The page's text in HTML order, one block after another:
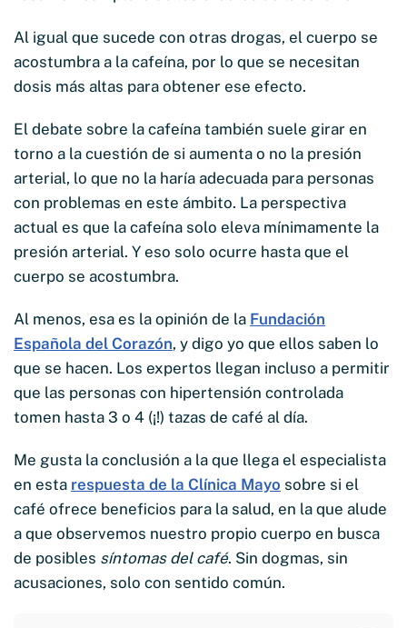
Al igual que sucede con otras drogas, el cuerpo se
acostumbra a la cafeína, por lo que se necesitan
dosis más altas para obtener ese efecto.
El debate sobre la cafeína también suele girar en
torno a la cuestión de si aumenta o no la presión
arterial, lo que no la haría adecuada para personas
con problemas en este ámbito. La perspectiva
actual es que la cafeína solo eleva mínimamente la
presión arterial. Y eso solo ocurre hasta que el
cuerpo se acostumbra.
Al menos, esa es la opinión de la Fundación
Española del Corazón, y digo yo que ellos saben lo
que se hacen. Los expertos llegan incluso a permitir
que las personas con hipertensión controlada
tomen hasta 3 o 4 (¡!) tazas de café al día.
Me gusta la conclusión a la que llega el especialista
en esta respuesta de la Clínica Mayo sobre si el
café ofrece beneficios para la salud, en la que alude
a que observemos nuestro propio cuerpo en busca
de posibles síntomas del café. Sin dogmas, sin
acusaciones, solo con sentido común.